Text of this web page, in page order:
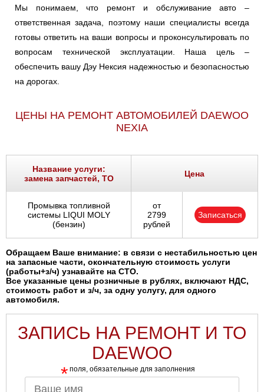
Мы понимаем, что ремонт и обслуживание авто –
ответственная задача, поэтому наши специалисты всегда
готовы ответить на ваши вопросы и проконсультировать по
вопросам технической эксплуатации. Наша цель –
обеспечить вашу Дэу Нексия надежностью и безопасностью
на дорогах.
ЦЕНЫ НА РЕМОНТ АВТОМОБИЛЕЙ DAEWOO
NEXIA
Название услуги:
замена запчастей, ТО
Цена
Промывка топливной
системы LIQUI MOLY
(бензин)
от
2799
рублей
Записаться
Обращаем Ваше внимание: в связи с нестабильностью цен
на запасные части, окончательную стоимость услуги
(работы+з/ч) узнавайте на СТО.
Все указанные цены розничные в рублях, включают НДС,
стоимость работ и з/ч, за одну услугу, для одного
автомобиля.
ЗАПИСЬ НА РЕМОНТ И ТО
DAEWOO
* поля, обязательные для заполнения